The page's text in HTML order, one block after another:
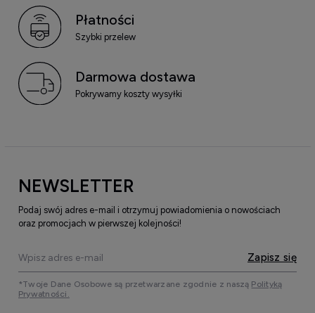
Płatności
Szybki przelew
Darmowa dostawa
Pokrywamy koszty wysyłki
NEWSLETTER
Podaj swój adres e-mail i otrzymuj powiadomienia o nowościach
oraz promocjach w pierwszej kolejności!
Zapisz się
*Twoje Dane Osobowe są przetwarzane zgodnie z naszą Polityką
Prywatności.